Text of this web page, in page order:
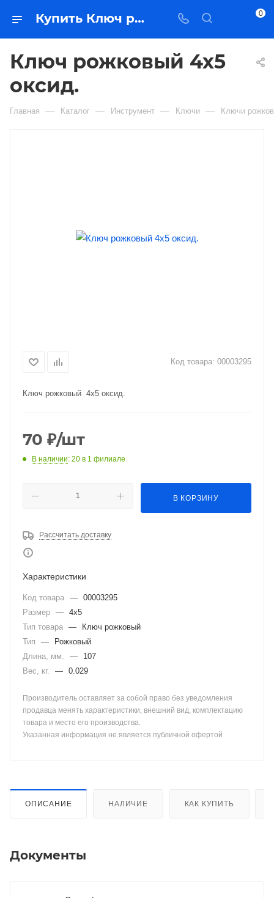
Купить Ключ рожковый 4х5 оксид. в Якутске — цена, характеристики, подбор | Востоктехторг 0
Ключ рожковый 4х5
оксид.
Главная — Каталог — Инструмент — Ключи — Ключи
Код товара: 00003295
Ключ рожковый 4х5 оксид.
70 ₽/шт
В наличии: 20 в 1 филиале
В КОРЗИНУ
Рассчитать доставку
Характеристики
Код товара — 00003295
Размер — 4х5
Тип товара —
Ключ рожковый
Тип
—
Рожковый
Длина, мм.
—
107
Вес, кг.
— 0.029
Производитель оставляет за собой право без уведомления
продавца менять характеристики, внешний вид, комплектацию
товара и место его производства.
Указанная информация не является публичной офертой
ОПИСАНИЕ НАЛИЧИЕ КАК КУПИТЬ
Документы